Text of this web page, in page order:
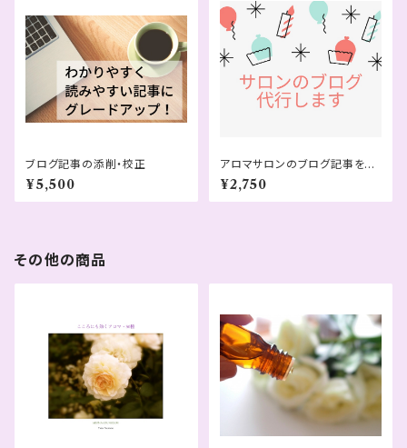
ブログ記事の添削・校正
¥5,500
アロマサロンのブログ記事を作
成（1000文字まで）
¥2,750
その他の商品